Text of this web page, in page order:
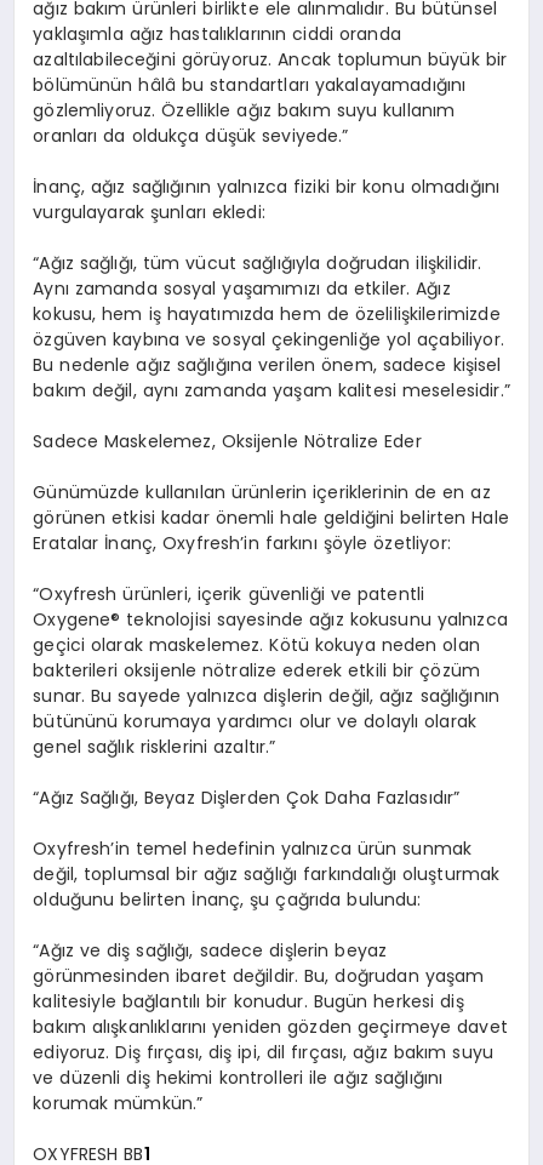
ağız bakım ürünleri birlikte ele alınmalıdır. Bu bütünsel
yaklaşımla ağız hastalıklarının ciddi oranda
azaltılabileceğini görüyoruz. Ancak toplumun büyük bir
bölümünün hâlâ bu standartları yakalayamadığını
gözlemliyoruz. Özellikle ağız bakım suyu kullanım
oranları da oldukça düşük seviyede.”
İnanç, ağız sağlığının yalnızca fiziki bir konu olmadığını
vurgulayarak şunları ekledi:
“Ağız sağlığı, tüm vücut sağlığıyla doğrudan ilişkilidir.
Aynı zamanda sosyal yaşamımızı da etkiler. Ağız
kokusu, hem iş hayatımızda hem de özelilişkilerimizde
özgüven kaybına ve sosyal çekingenliğe yol açabiliyor.
Bu nedenle ağız sağlığına verilenönem, sadece kişisel
bakım değil, aynı zamanda yaşam kalitesi meselesidir.”
Sadece Maskelemez, Oksijenle Nötralize Eder
Günümüzde kullanılan ürünlerin içeriklerinin de en az
görünen etkisi kadar önemli hale geldiğini belirten Hale
Eratalar İnanç,Oxyfresh’in farkını şöyleözetliyor:
“Oxyfresh ürünleri, içerik güvenliği ve patentli
Oxygene® teknolojisi sayesinde ağız kokusunu yalnızca
geçici olarak maskelemez. Kötü kokuya neden olan
bakterileri oksijenle nötralize ederek etkili bir çözüm
sunar. Bu sayedeyalnızca dişlerin değil, ağız sağlığının
bütününü korumaya yardımcı olur ve dolaylı olarak
genel sağlık risklerini azaltır.”
“Ağız Sağlığı, Beyaz Dişlerden Çok Daha Fazlasıdır”
Oxyfresh’in temel hedefinin yalnızca ürün sunmak
değil, toplumsal bir ağız sağlığı farkındalığı oluşturmak
olduğunu belirten İnanç, şu çağrıda bulundu:
“Ağız ve diş sağlığı, sadece dişlerin beyaz
görünmesinden ibaret değildir. Bu, doğrudan yaşam
kalitesiyle bağlantılı bir konudur. Bugün herkesi diş
bakım alışkanlıklarını yeniden gözden geçirmeye davet
ediyoruz. Diş fırçası, diş ipi, dil fırçası, ağız bakım suyu
ve düzenli diş hekimi kontrolleri ile ağız sağlığını
korumak mümkün.”
OXYFRESH BB1